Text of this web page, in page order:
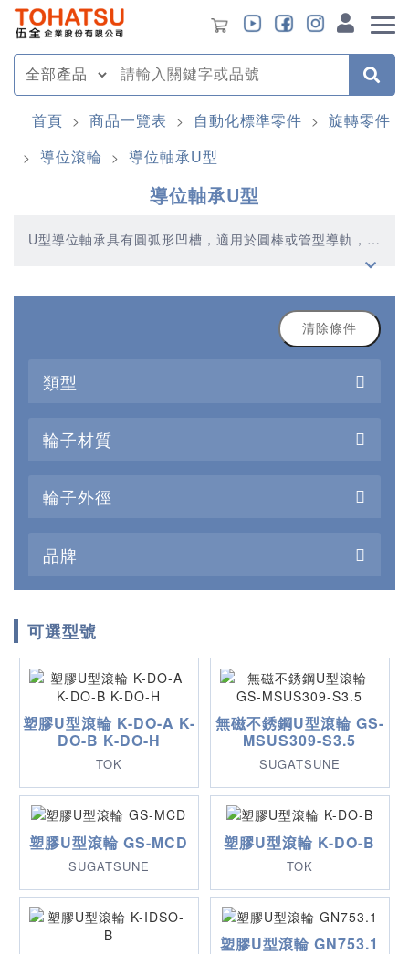
首頁 > 商品一覽表 > 自動化標準零件 > 旋轉零件
> 導位滾輪 > 導位軸承U型
導位軸承U型
U型導位軸承具有圓弧形凹槽，適用於圓棒或管型導軌，導
清除條件
類型
輪子材質
輪子外徑
品牌
可選型號
塑膠U型滾輪 K-DO-A K-
DO-B K-DO-H
TOK
無磁不銹鋼U型滾輪 GS-
MSUS309-S3.5
SUGATSUNE
塑膠U型滾輪 GS-MCD
SUGATSUNE
塑膠U型滾輪 K-DO-B
TOK
塑膠U型滾輪 GN753.1